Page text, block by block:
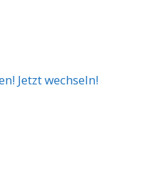
Jetzt wechseln!